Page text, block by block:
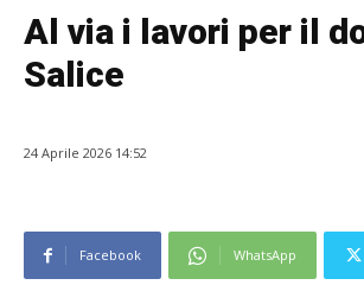
Al via i lavori per il
Salice
24 Aprile 2026 14:52
Facebook WhatsApp